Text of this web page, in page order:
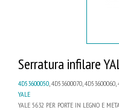
Serratura infilare
4D53600050 , 4D53600070,
YALE
YALE 5632 PER PORTE IN LEGNO E